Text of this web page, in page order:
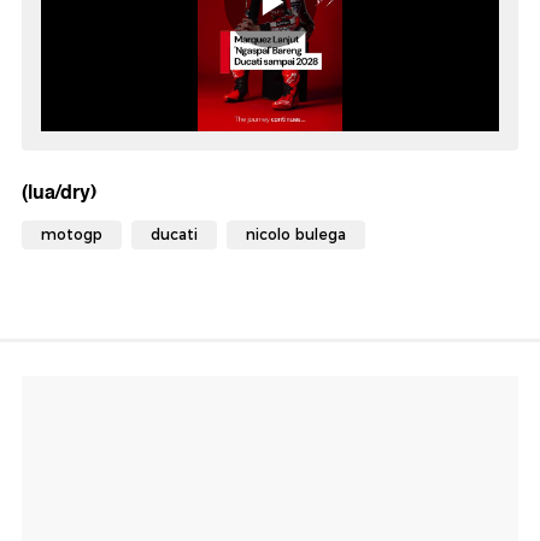
(lua/dry)
motogp ducati nicolo bulega